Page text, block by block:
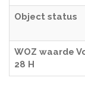
Object status
WOZ waarde
28 H